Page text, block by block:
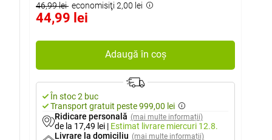
46,99 lei economisiţi 2,00 lei
44,99 lei
Adaugă în coș
În stoc 2 buc
Transport gratuit peste 999,00 lei
Ridicare personală (mai multe informații)
de la 17,49 lei | Estimat livrare miercuri 12.8.
Livrare la domiciliu (mai multe informații)